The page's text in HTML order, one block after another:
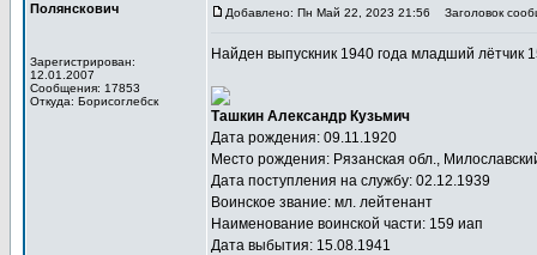
Полянскович
Зарегистрирован:
12.01.2007
Сообщения: 17853
Откуда: Борисоглебск
Добавлено: Пн Май 22, 2023 21:56 Заголовок
Найден выпускник 1940 года младший
Ташкин Александр Кузьмич
Дата рождения: 09.11.1920
Место рождения: Рязанская обл.,
Дата поступления на службу: 02.12.1939
Воинское звание: мл. лейтенант
Наименование воинской части: 159 иап
Дата выбытия: 15.08.1941